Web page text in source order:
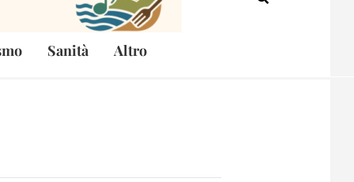
Sanità Altro